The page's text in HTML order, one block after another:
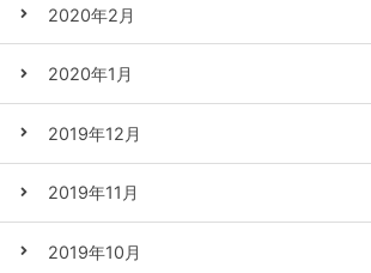
2020年2月
2020年1月
2019年12月
2019年11月
2019年10月